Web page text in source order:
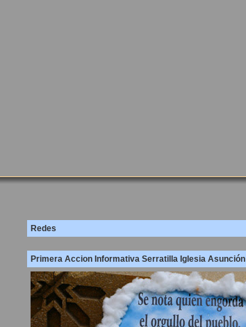
Redes
Primera Accion Informativa Serratilla Iglesia Asunción